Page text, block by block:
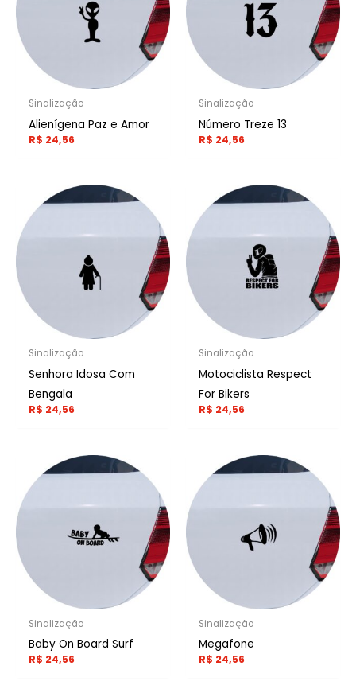
Sinalização
Alienígena Paz e Amor
R$ 24,56
Sinalização
Número Treze 13
R$ 24,56
Sinalização
Senhora Idosa Com
Bengala
R$ 24,56
Sinalização
Motociclista Respect
For Bikers
R$ 24,56
Sinalização
Baby On Board Surf
R$ 24,56
Sinalização
Megafone
R$ 24,56